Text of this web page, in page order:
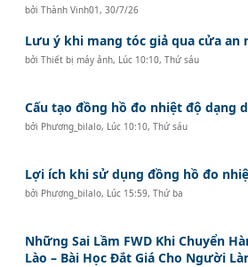
bởiThành Vinh01 ,30/7/26
Lưu ý khi mang tóc giả qua cửa an
bởiThiết bị máy ảnh, Lúc 10:10, Thứ sáu
Cấu tạo đồng hồ đo nhiệt độ dạng
bởi Phương_bilalo, Lúc 10:10, Thứ sáu
Lợi ích khi sử dụng đồng hồ đo
bởi Phương_bilalo, Lúc 15:59, Thứ ba
Những Sai Lầm FWD Khi Chuyển
Lào – Bài Học Đắt Giá Cho Người